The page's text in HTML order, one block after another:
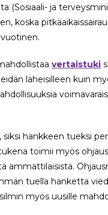
(Sosiaali- ja
koska
vertaistuki
läheisilleen kuin
hankkeen tueksi
toimii myös
ammattilaisista.
tuella hanketta
myös uusille